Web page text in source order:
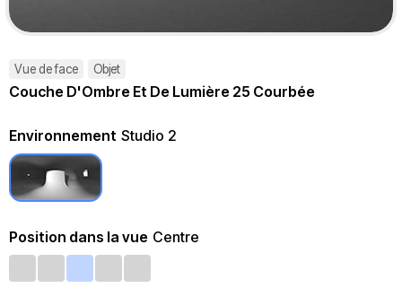
Vue de face Objet
Couche D'Ombre Et De Lumière 25 Courbée
Environnement Studio 2
Position dans la vue Centre